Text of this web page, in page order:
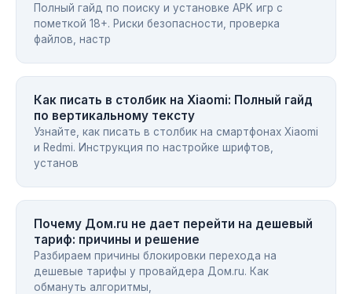
Полный гайд по поиску и установке APK игр с
пометкой 18+. Риски безопасности, проверка
файлов, настр
Как писать в столбик на Xiaomi: Полный гайд
по вертикальному тексту
Узнайте, как писать в столбик на смартфонах Xiaomi
и Redmi. Инструкция по настройке шрифтов,
установ
Почему Дом.ru не дает перейти на дешевый
тариф: причины и решение
Разбираем причины блокировки перехода на
дешевые тарифы у провайдера Дом.ru. Как
обмануть алгоритмы,